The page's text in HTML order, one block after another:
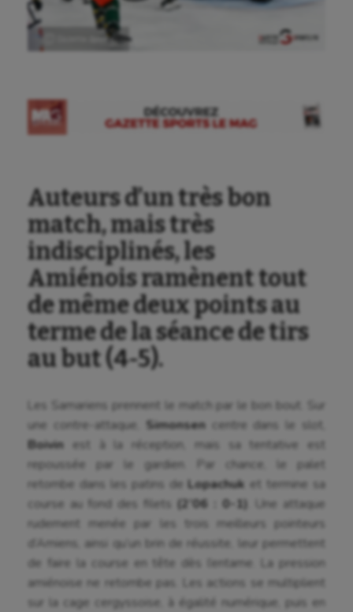
Ⓒ Gazette Sports
Auteurs d’un très bon
match, mais très
indisciplinés, les
Amiénois ramènent tout
de même deux points au
terme de la séance de tirs
au but (4-5).
Les Samariens prennent le match par le bon bout. Sur
une contre-attaque, Simonsencentre dans le slot,
Boivin est à la réception, mais sa tentative est
repoussée par le gardien. Par chance, le palet
retombe dans les patins deLopachuk et termine sa
course au fond des filets (2’06 : 0-1) . Une attaque
rudement menée par les trois meilleurs pointeurs
d’Amiens, ainsi qu’un brin de réussite, leur permettent
de faire la course en tête dès l’entame. La pression
amiénoise ne retombe pas. Les actions se multiplient
sur la cage cergyssoise, à égalité numérique, puis en